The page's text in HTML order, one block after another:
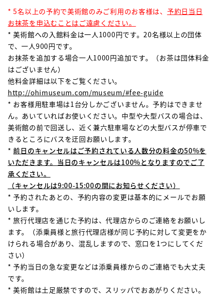
* 5名以上の予約で美術館のみご利用のお客様は、 予約日当日
お抹茶を申込むことはご遠慮ください。
* 美術館への入館料金は一人1000円です。20名様以上の団体
で、一人900円です。
お抹茶を追加する場合一人1000円追加です。（お茶は団体料金
はございません）
他料金詳細は以下をご覧ください。
http://ohimuseum.com/museum/#fee-guide
* お客様用駐車場は1台分しかございません。予約はできませ
ん。あいていればお使いください。中型や大型バスの場合は、
美術館の前で回送し、近く兼六駐車場などの大型バスが停車で
きるところにバスを迂回お願いします。
*前日のキャンセルはご予約されている人数分の料金の50%を
いただきます。当日のキャンセルは100%となりますのでご了
承ください。
（キャンセルは9:00-15:00の間にお知らせください）
* 予約されたあとの、予約内容の変更は基本的にメールでお願
いします。
* 旅行代理店を通じた予約は、代理店からのご連絡をお願いし
ます。（添乗員様と旅行代理店様が同じ予約に対して変更をか
けられる場合があり、混乱しますので、窓口を1つにしてくだ
さい）
* 予約当日の急な変更などは添乗員様からのご連絡でも大丈夫
です。
* 美術館は土足厳禁ですので、スリッパでおあがりください。